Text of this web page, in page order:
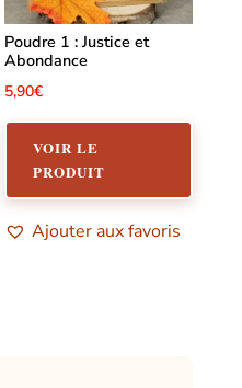
Poudre 1 : Justice et
Abondance
5,90€
VOIR LE
PRODUIT
Ajouter aux favoris